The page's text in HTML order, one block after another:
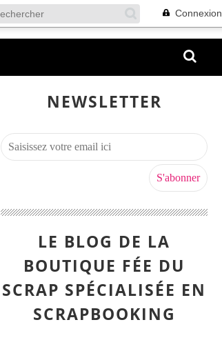
Connexion
NEWSLETTER
LE BLOG DE LA
BOUTIQUE FÉE DU
SCRAP SPÉCIALISÉE EN
SCRAPBOOKING